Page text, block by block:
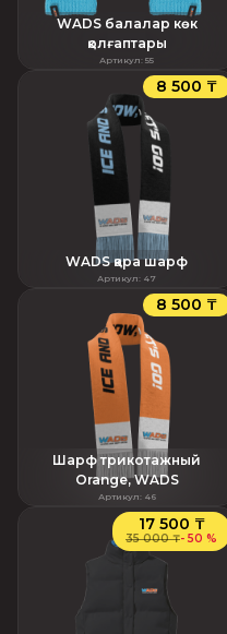
WADS балалар көк
қолғаптары
Артикул: 55
8 500 ₸
WADS қара шарф
Артикул: 47
8 500 ₸
Шарф трикотажный
Orange, WADS
Артикул: 46
17 500 ₸
35 000 ₸- 50 %